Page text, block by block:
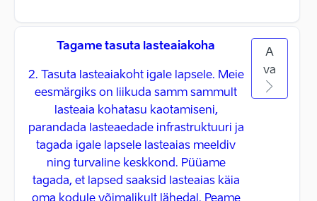
Tagame tasuta lasteaiakoha
2. Tasuta lasteaiakoht igale lapsele. Meie
eesmärgiks on liikuda samm sammult
lasteaia kohatasu kaotamiseni,
parandada lasteaedade infrastruktuuri ja
tagada igale lapsele lasteaias meeldiv
ning turvaline keskkond. Püüame
tagada, et lapsed saaksid lasteaias käia
A
va